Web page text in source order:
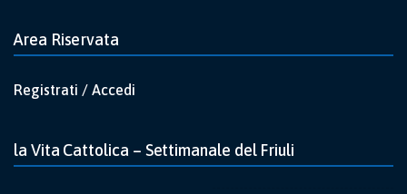
Area Riservata
Registrati / Accedi
la Vita Cattolica – Settimanale del Friuli